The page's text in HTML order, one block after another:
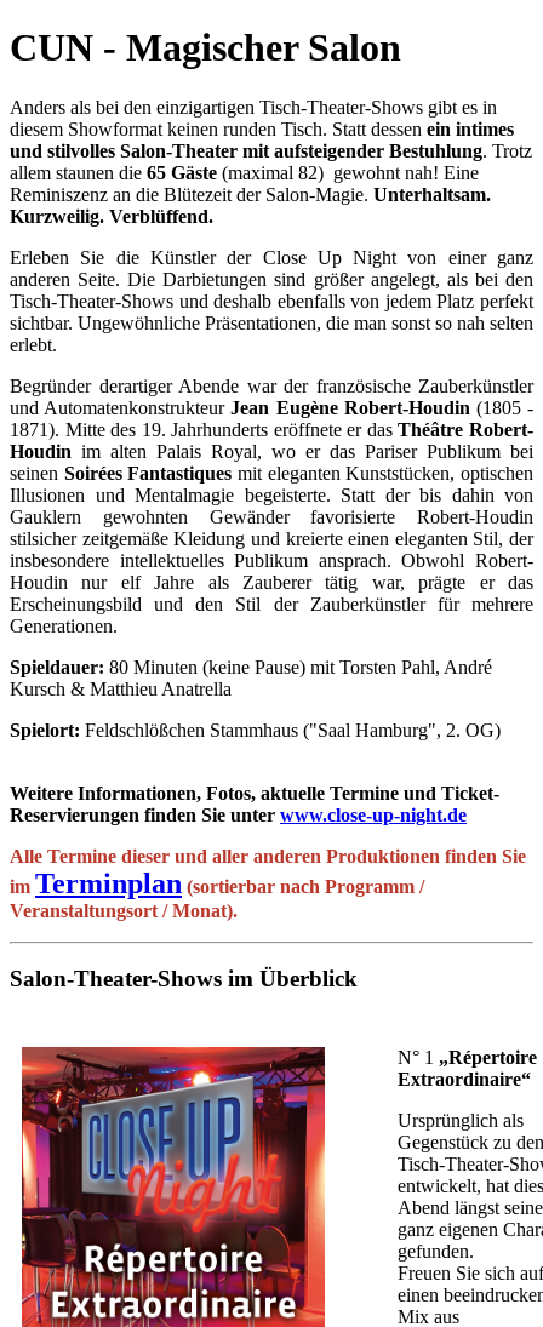
CUN - Magischer Salon
Anders als bei den einzigartigen Tisch-Theater-Shows gibt es in
diesem Showformat keinen runden Tisch. Statt dessen ein intimes
und stilvolles Salon-Theater mit aufsteigender Bestuhlung. Trotz
allem staunen die 65 Gäste (maximal 82) gewohnt nah! Eine
Reminiszenz an die Blütezeit der Salon-Magie. Unterhaltsam.
Kurzweilig. Verblüffend.
Erleben Sie die Künstler der Close Up Night von einer ganz
anderen Seite. Die Darbietungen sind größer angelegt, als bei den
Tisch-Theater-Shows und deshalb ebenfalls von jedem Platz perfekt
sichtbar. Ungewöhnliche Präsentationen, die man sonst so nah selten
erlebt.
Begründer derartiger Abende war der französische Zauberkünstler
und AutomatenkonstrukteurJean Eugène Robert-Houdin (1805 -
1871). Mitte des 19. Jahrhunderts eröffnete er dasThéâtre Robert-
Houdin im alten Palais Royal, wo er das Pariser Publikum bei
seinen Soirées Fantastiques mit eleganten Kunststücken, optischen
Illusionen und Mentalmagie begeisterte. Statt der bis dahin von
Gauklern gewohnten Gewänder favorisierte Robert-Houdin
stilsicher zeitgemäße Kleidung und kreierte einen eleganten Stil, der
insbesondere intellektuelles Publikum ansprach. Obwohl Robert-
Houdin nur elf Jahre als Zauberer tätig war, prägte er das
Erscheinungsbild und den Stil der Zauberkünstler für mehrere
Generationen.
Spieldauer: 80 Minuten (keine Pause) mit Torsten Pahl, André
Kursch & Matthieu Anatrella
Spielort: Feldschlößchen Stammhaus ("Saal Hamburg", 2. OG)
Weitere Informationen, Fotos, aktuelle Termine und Ticket-
Reservierungen finden Sie unter www.close-up-night.de
Alle Termine dieser und aller anderen Produktionen finden Sie
im Terminplan (sortierbar nach Programm /
Veranstaltungsort / Monat).
Salon-Theater-Shows im Überblick
N° 1 „Répertoire
Extraordinaire“
Ursprünglich als
Gegenstück zu den
Tisch-Theater-
entwickelt, hat
Abend längst
ganz eigenen
gefunden.
Freuen Sie sich auf
einen
Mix aus